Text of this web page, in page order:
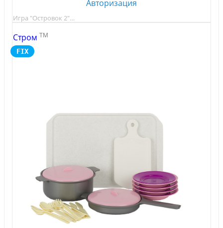
Авторизация
Игра "Островок 2"…
Стром TM
FIX